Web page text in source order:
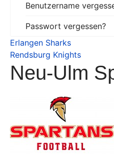
Benutzername
Passwort vergessen?
Erlangen Sharks
Rendsburg Knights
Neu-Ulm